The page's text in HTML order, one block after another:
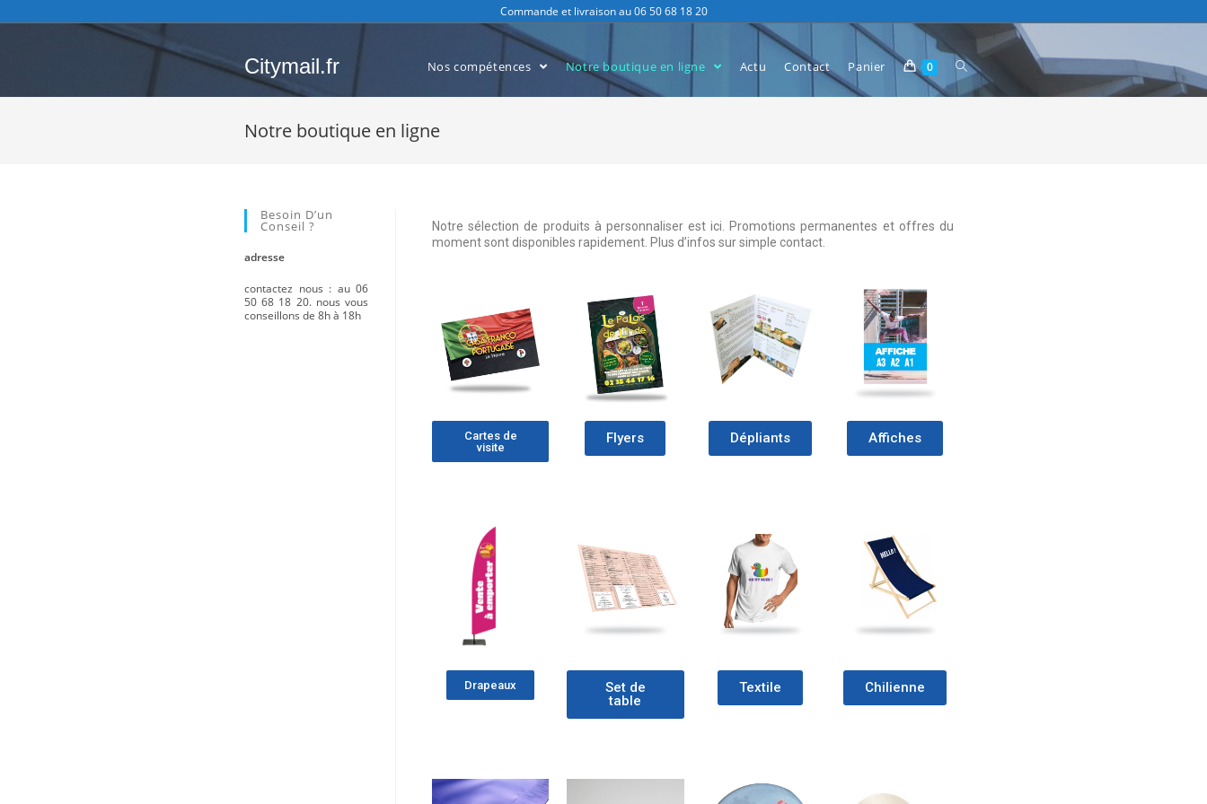
Commande et livraison au 06 50 68 18 20
Citymail.fr Nos compétences Notre boutique en ligne Actu Contact Panier 0
Notre boutique en ligne
Notre sélection de produits à personnaliser est ici. Promotions permanentes et offres du
moment sont disponibles rapidement. Plus d’infos sur simple contact.
Cartes de
visite
Flyers Dépliants Affiches
Drapeaux
Set de
table
Textile Chilienne
Besoin D’un
Conseil ?
adresse
contactez nous : au 06
50 68 18 20. nous vous
conseillons de 8h à 18h